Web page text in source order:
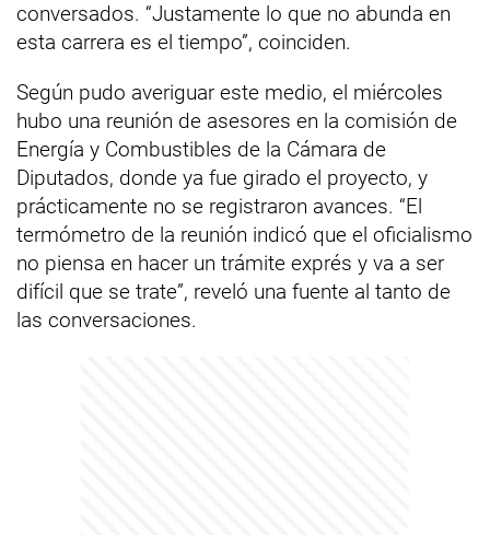
conversados. “Justamente lo que no abunda en
esta carrera es el tiempo”, coinciden.
Según pudo averiguar este medio, el miércoles
hubo una reunión de asesores en la comisión de
Energía y Combustibles de la Cámara de
Diputados, donde ya fue girado el proyecto, y
prácticamente no se registraron avances. “El
termómetro de la reunión indicó que el oficialismo
no piensa en hacer un trámite exprés y va a ser
difícil que se trate”, reveló una fuente al tanto de
las conversaciones.